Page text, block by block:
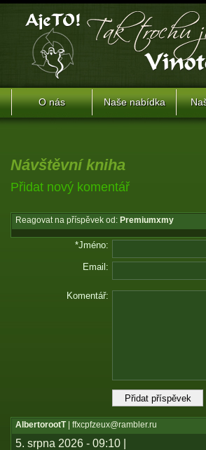
O nás Naše nabídka
Návštěvní kniha
Přidat nový komentář
Reagovat na příspěvek od: Premiumxmy
*Jméno:
Email:
Komentář:
AlbertorootT| ffxcpfzeux@rambler.ru
5. srpna 2026 - 09:10 |